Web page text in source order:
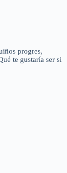
progres,
te gustaría ser si